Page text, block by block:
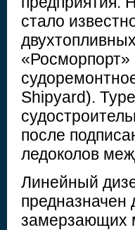
стало
«Росморпорт»
Shipyard).
после
ледоколов
Линейный
предназначен
замерзающих